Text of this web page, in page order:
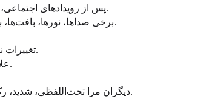
پس از رویدادهای اجتماعی، جلسه‌ها، خرید، سفر یا گردهمایی‌های خانوادگی به زمان بازیابی بیشتری از حد انتظار نیاز دارم.
برخی صداها، نورها، بافت‌ها، بوها، جمعیت‌ها یا غذاها به شکل غیرمعمول شدید یا سخت برای نادیده گرفتن احساس می‌شوند.
تغییرات ناگهانی ممکن است برای من بسیار بزرگ‌تر از آنچه برای دیگران به نظر می‌رسد احساس شوند.
علایقی دارم که به شکل عمیق، پرجزئیات یا مرکزی در نحوه گذراندن زمانم درگیرکننده می‌شوند.
دیگران مرا تحت‌اللفظی، شدید، رک، آرام، دست‌وپاچلفتی، بیش از حد حساس، خشک یا به شکل غیرمعمول آگاه توصیف می‌کنند.